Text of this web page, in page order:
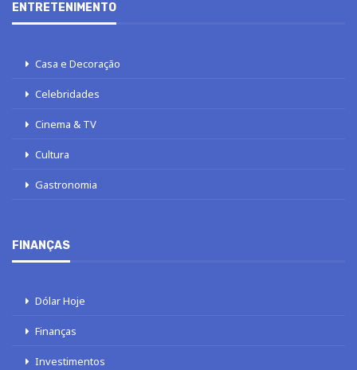
ENTRETENIMENTO
Casa e Decoração
Celebridades
Cinema & TV
Cultura
Gastronomia
FINANÇAS
Dólar Hoje
Finanças
Investimentos